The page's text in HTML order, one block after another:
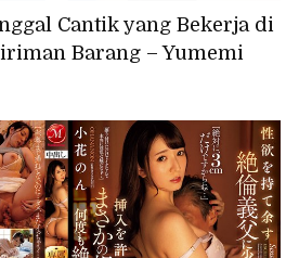
Cantik yang Bekerja di
Barang – Yumemi